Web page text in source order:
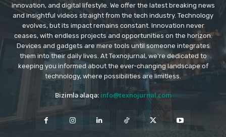
innovation, and digital lifestyle. We offer the latest breaking news
and insightful videos straight from the tech industry. Technology
evolves, but its impact remains constant. Innovation never
ceases, with endless projects and opportunities on the horizon.
Devices and gadgets are mere tools until someone integrates
them into their daily lives. At Texnojurnal, we're dedicated to
keeping you informed about the ever-changing landscape of
technology, where possibilities are limitless.
Bizimlə əlaqə: info@texnojurnal.com